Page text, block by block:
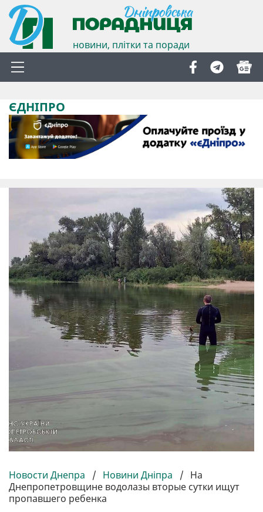
новини, плітки та поради
ЄДНІПРО
Новости Днепра / Новини Дніпра / На
Днепропетровщине водолазы вторые сутки ищут
пропавшего ребенка